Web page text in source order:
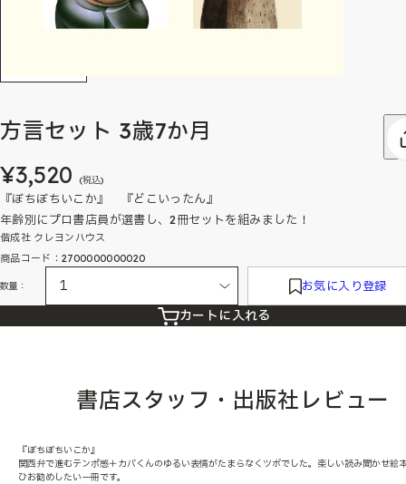
方言セット 3歳7か月
¥3,520 (税込)
『ぼちぼちいこか』 『どこいったん』
年齢別にプロ書店員が選書し、2冊セットを組みました！
偕成社 クレヨンハウス
商品コード：2700000000020
数量： お気に入り登録
カートに入れる
書店スタッフ・出版社レビュー
『ぼちぼちいこか』
関西弁で進むテンポ感＋カバくんのゆるい表情がたまらなくツボでした。楽しい読み聞かせ絵
ひお勧めしたい一冊です。